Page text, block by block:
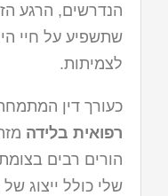
הנדרשים, הרגע
שתשפיע על חיי
לצמיתות.
כעורך דין
רפואית בלידה
הורים רבים
שלי כולל ייצוג